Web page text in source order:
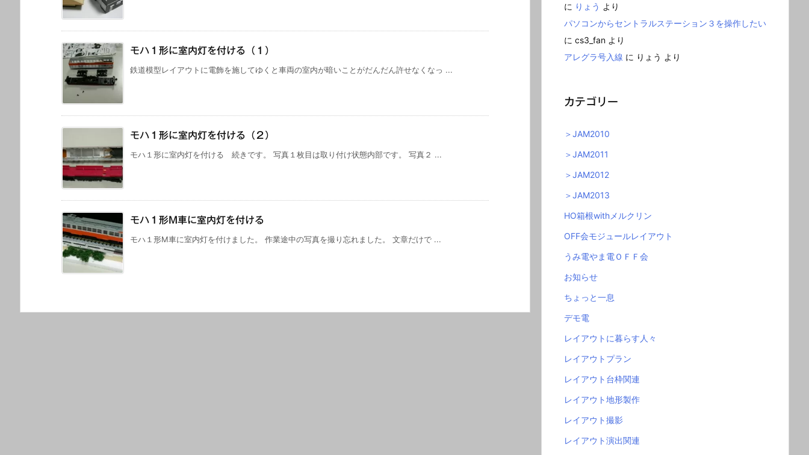
モハ１形に室内灯を付ける（１）
鉄道模型レイアウトに電飾を施してゆくと車両の室内が暗いことがだんだん許せなくなっ ...
モハ１形に室内灯を付ける（２）
モハ１形に室内灯を付ける 続きです。 写真１枚目は取り付け状態内部です。 写真２ ...
モハ１形M車に室内灯を付ける
モハ１形M車に室内灯を付けました。 作業途中の写真を撮り忘れました。 文章だけで ...
に りょう より
パソコンからセントラルステーション３を操作したい
に cs3_fan より
アレグラ号入線 に りょう より
カテゴリー
＞JAM2010
＞JAM2011
＞JAM2012
＞JAM2013
HO箱根withメルクリン
OFF会モジュールレイアウト
うみ電やま電ＯＦＦ会
お知らせ
ちょっと一息
デモ電
レイアウトに暮らす人々
レイアウトプラン
レイアウト台枠関連
レイアウト地形製作
レイアウト撮影
レイアウト演出関連